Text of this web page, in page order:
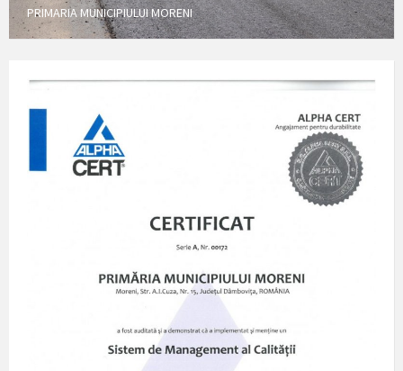
PRIMARIA MUNICIPIULUI MORENI